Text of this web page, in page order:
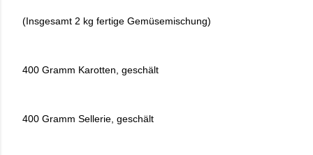
(Insgesamt 2 kg fertige Gemüsemischung)
400 Gramm Karotten, geschält
400 Gramm Sellerie, geschält